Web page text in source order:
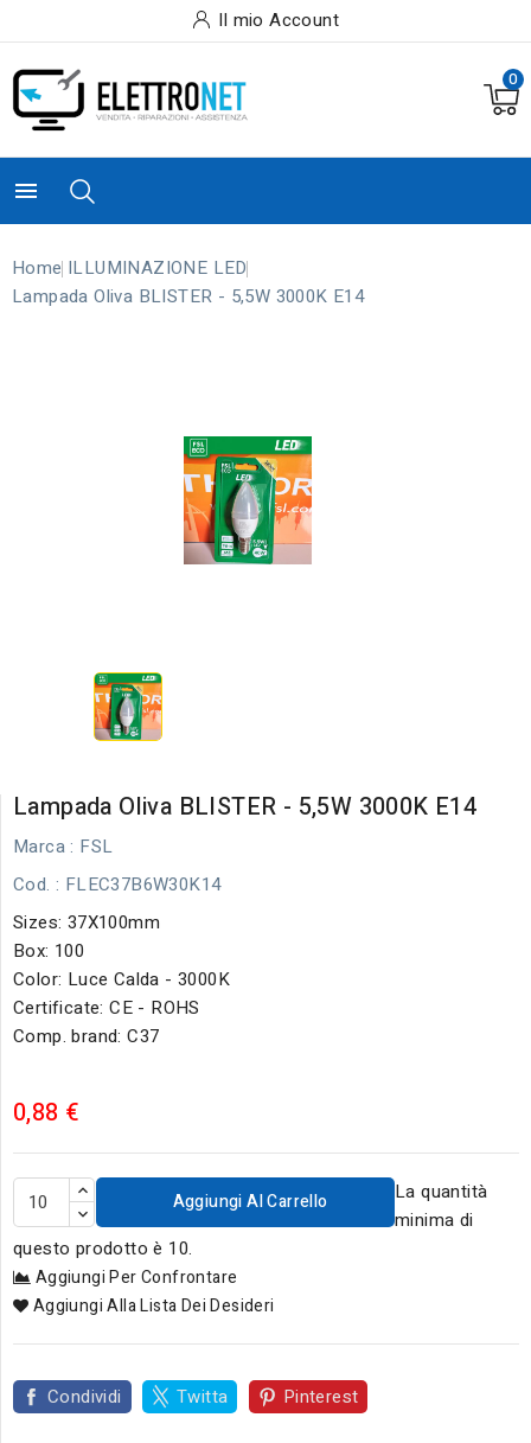
Il mio Account
0

Home ILLUMINAZIONE LED
Lampada Oliva BLISTER - 5,5W 3000K E14
Lampada Oliva BLISTER - 5,5W 3000K E14
Marca : FSL
Cod. : FLEC37B6W30K14
Sizes: 37X100mm
Box: 100
Color: Luce Calda - 3000K
Certificate: CE - ROHS
Comp. brand: C37
0,88 €
Aggiungi Al Carrello
La quantità
minima di
questo prodotto è 10.
Aggiungi Per Confrontare
Aggiungi Alla Lista Dei Desideri
Condividi Twitta Pinterest